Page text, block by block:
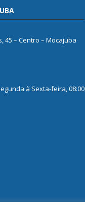
45 – Centro – Mocajuba
à Sexta-feira, 08:00